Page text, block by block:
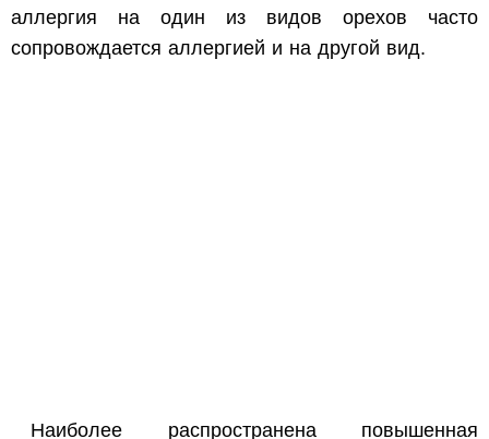
аллергия на один из видов орехов часто
сопровождается аллергией и на другой вид.
Наиболее распространена повышенная